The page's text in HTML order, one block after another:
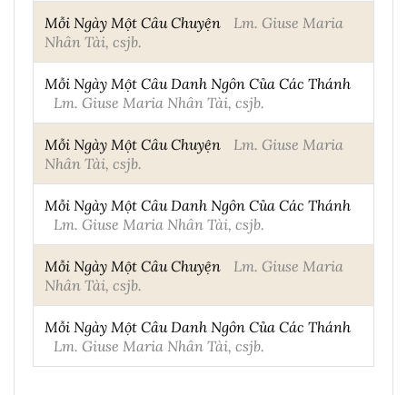
Mỗi Ngày Một Câu Chuyện
Lm. Giuse Maria
Nhân Tài, csjb.
Mỗi Ngày Một Câu Danh Ngôn Của Các Thánh
Lm. Giuse Maria Nhân Tài, csjb.
Mỗi Ngày Một Câu Chuyện
Lm. Giuse Maria
Nhân Tài, csjb.
Mỗi Ngày Một Câu Danh Ngôn Của Các Thánh
Lm. Giuse Maria Nhân Tài, csjb.
Mỗi Ngày Một Câu Chuyện
Lm. Giuse Maria
Nhân Tài, csjb.
Mỗi Ngày Một Câu Danh Ngôn Của Các Thánh
Lm. Giuse Maria Nhân Tài, csjb.